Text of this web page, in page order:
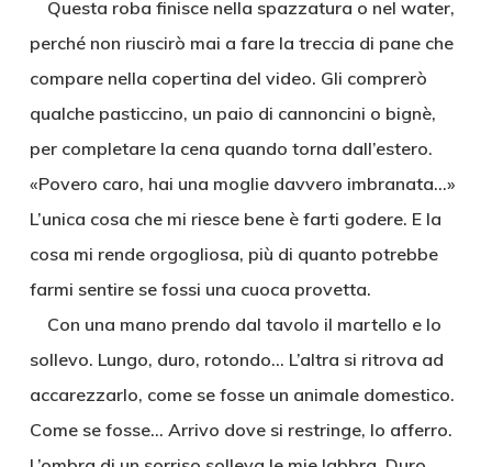
Questa roba finisce nella spazzatura o nel water,
perché non riuscirò mai a fare la treccia di pane che
compare nella copertina del video. Gli comprerò
qualche pasticcino, un paio di cannoncini o bignè,
per completare la cena quando torna dall’estero.
«Povero caro, hai una moglie davvero imbranata…»
L’unica cosa che mi riesce bene è farti godere. E la
cosa mi rende orgogliosa, più di quanto potrebbe
farmi sentire se fossi una cuoca provetta.
Con una mano prendo dal tavolo il martello e lo
sollevo. Lungo, duro, rotondo… L’altra si ritrova ad
accarezzarlo, come se fosse un animale domestico.
Come se fosse… Arrivo dove si restringe, lo afferro.